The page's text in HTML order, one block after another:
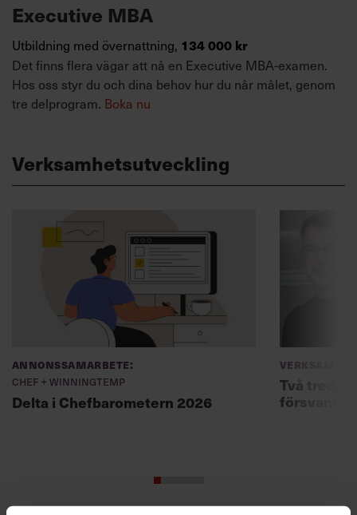
Executive MBA
Utbildning med övernattning, 134 000 kr
Det finns flera vägar att nå en Executive MBA-examen.
Hos oss styr du och dina behov hur du når målet, genom
tre delprogram. Boka nu
Verksamhetsutveckling
Annonssamarbete:
Chef + Winningtemp
Delta i Chefbarometern 2026
Två
försvann